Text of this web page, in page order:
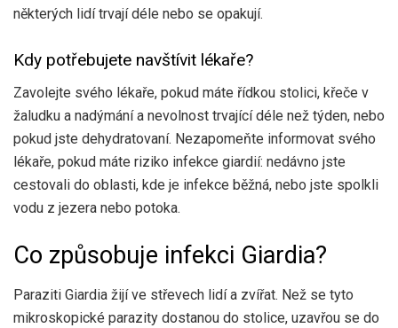
některých lidí trvají déle nebo se opakují.
Kdy potřebujete navštívit lékaře?
Zavolejte svého lékaře, pokud máte řídkou stolici, křeče v
žaludku a nadýmání a nevolnost trvající déle než týden, nebo
pokud jste dehydratovaní. Nezapomeňte informovat svého
lékaře, pokud máte riziko infekce giardií: nedávno jste
cestovali do oblasti, kde je infekce běžná, nebo jste spolkli
vodu z jezera nebo potoka.
Co způsobuje infekci Giardia?
Paraziti Giardia žijí ve střevech lidí a zvířat. Než se tyto
mikroskopické parazity dostanou do stolice, uzavřou se do